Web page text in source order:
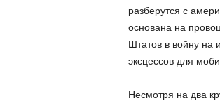
разберутся с
основана на
Штатов в войну на
эксцессов для
Несмотря на два